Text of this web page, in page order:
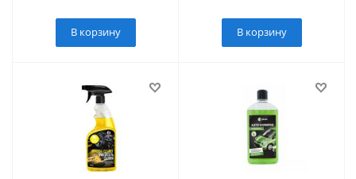
В корзину В корзину